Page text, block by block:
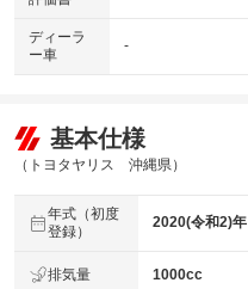
ディーラ
ー車
-
基本仕様
（トヨタヤリス 沖縄県）
年式（初度
登録）
2020(令和2)年
排気量 1000cc